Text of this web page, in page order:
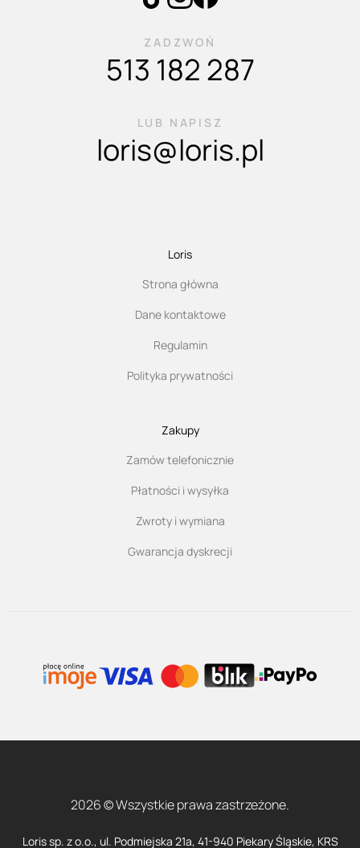
ZADZWOŃ
513 182 287
LUB NAPISZ
loris@loris.pl
Loris
Strona główna
Dane kontaktowe
Regulamin
Polityka prywatności
Zakupy
Zamów telefonicznie
Płatności i wysyłka
Zwroty i wymiana
Gwarancja dyskrecji
2026 © Wszystkie prawa zastrzeżone.
Loris sp. z o.o., ul. Podmiejska 21a, 41-940 Piekary Śląskie, KRS